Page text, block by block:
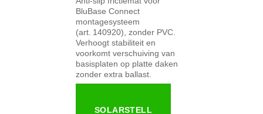
BluBase Connect
montagesysteem
(art. 140920), zonder PVC.
Verhoogt stabiliteit en
voorkomt verschuiving van
basisplaten op platte daken
zonder extra ballast.
SOLARSTELL